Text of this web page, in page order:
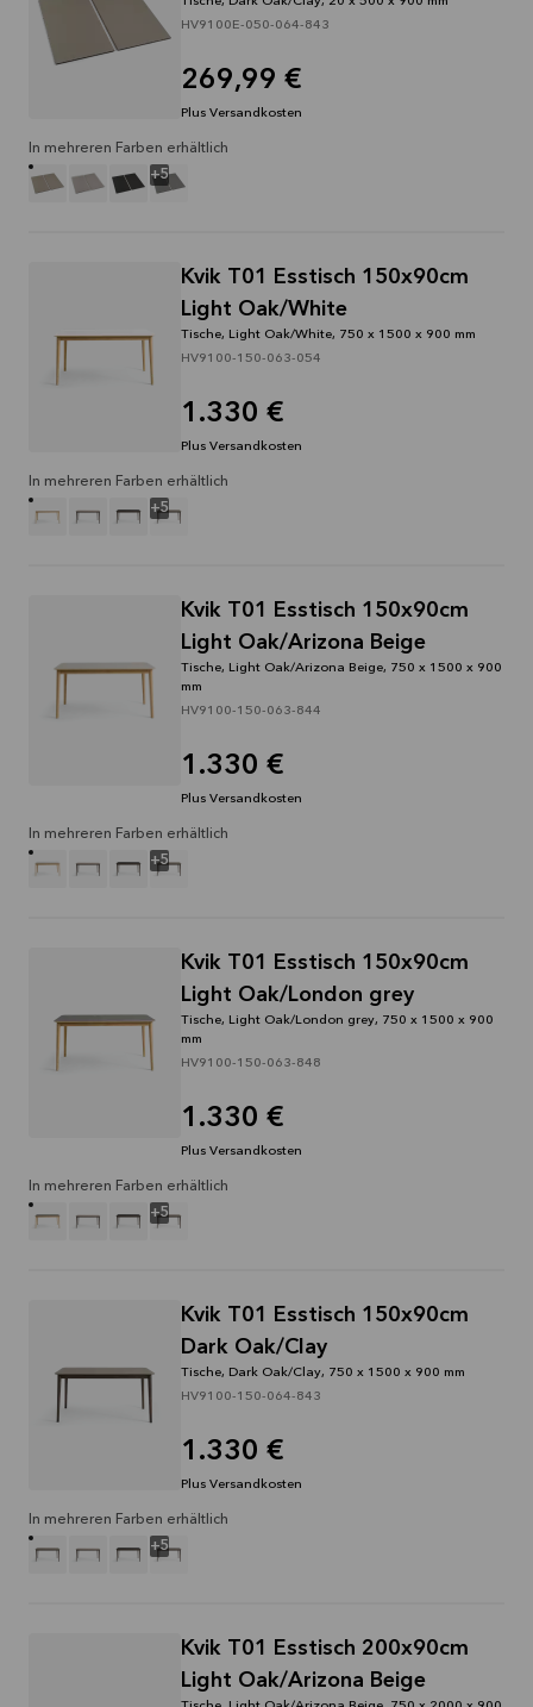
HV9100E-050-064-843
269,99 €
Plus Versandkosten
In mehreren Farben erhältlich
+5
Kvik T01 Esstisch 150x90cm
Light Oak/White
Tische, Light Oak/White, 750 x 1500 x 900 mm
HV9100-150-063-054
1.330 €
Plus Versandkosten
In mehreren Farben erhältlich
+5
Kvik T01 Esstisch 150x90cm
Light Oak/Arizona Beige
Tische, Light Oak/Arizona Beige, 750 x 1500 x 900
mm
HV9100-150-063-844
1.330 €
Plus Versandkosten
In mehreren Farben erhältlich
+5
Kvik T01 Esstisch 150x90cm
Light Oak/London grey
Tische, Light Oak/London grey, 750 x 1500 x 900
mm
HV9100-150-063-848
1.330 €
Plus Versandkosten
In mehreren Farben erhältlich
+5
Kvik T01 Esstisch 150x90cm
Dark Oak/Clay
Tische, Dark Oak/Clay, 750 x 1500 x 900 mm
HV9100-150-064-843
1.330 €
Plus Versandkosten
In mehreren Farben erhältlich
+5
Kvik T01 Esstisch 200x90cm
Light Oak/Arizona Beige